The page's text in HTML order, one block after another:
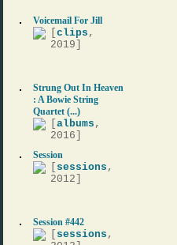
Voicemail For Jill
[clips ,
2019]
Strung Out In Heaven
: A Bowie String
Quartet (...)
[albums ,
2016]
Session
sessions ,
2012]
Session #442
sessions ,